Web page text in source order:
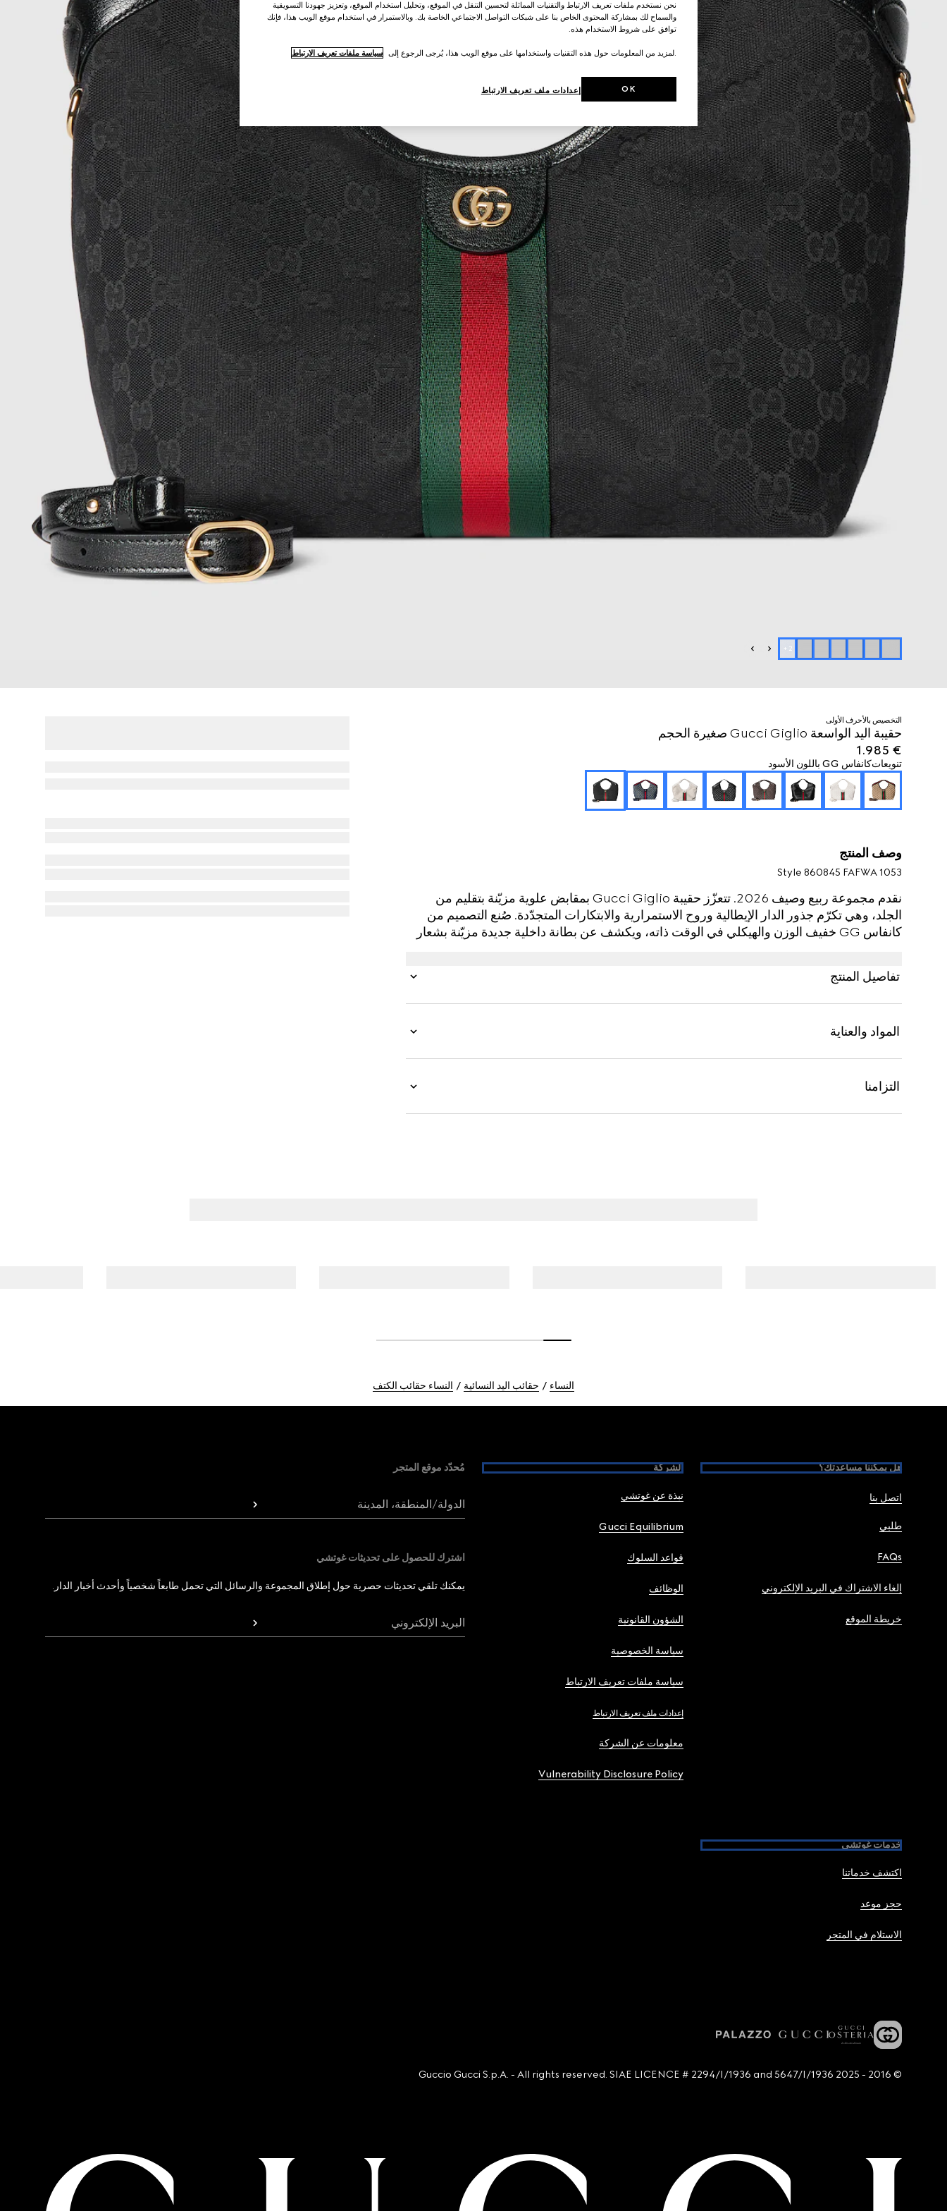
+ 2
التخصيص بالأحرف الأولى
حقيبة اليد الواسعة Gucci Giglio صغيرة الحجم
€ 1.985
تنويعاتكانفاس GG باللون الأسود
وصف المنتج
Style ‎860845 FAFWA 1053
نقدم مجموعة ربيع وصيف 2026. تتعزّز حقيبة Gucci Giglio بمقابض علوية مزيّنة بتقليم من
الجلد، وهي تكرّم جذور الدار الإيطالية وروح الاستمرارية والابتكارات المتجدّدة. صُنع التصميم من
كانفاس GG خفيف الوزن والهيكلي في الوقت ذاته، ويكشف عن بطانة داخلية جديدة مزيّنة بشعار
تفاصيل المنتج
المواد والعناية
التزامنا
النساء حقائب اليد النسائية النساء حقائب الكتف
هل يمكننا مساعدتك؟
اتصل بنا
طلبي
FAQs
إلغاء الاشتراك في البريد الإلكتروني
خريطة الموقع
الشركة
نبذة عن غوتشي
Gucci Equilibrium
قواعد السلوك
الوظائف
الشؤون القانونية
سياسة الخصوصية
سياسة ملفات تعريف الارتباط
إعدادات ملف تعريف الارتباط
معلومات عن الشركة
Vulnerability Disclosure Policy
خدمات غوتشي
اكتشف خدماتنا
حجز موعد
الاستلام في المتجر
مُحدّد موقع المتجر
الدولة/المنطقة، المدينة
اشترك للحصول على تحديثات غوتشي
يمكنك تلقي تحديثات حصرية حول إطلاق المجموعة والرسائل التي تحمل طابعاً شخصياً وأحدث أخبار الدار.
البريد الإلكتروني
© 2016 - 2025 Guccio Gucci S.p.A. - All rights reserved. SIAE LICENCE # 2294/I/1936 and 5647/I/1936
نحن نستخدم ملفات تعريف الارتباط والتقنيات المماثلة لتحسين التنقل في الموقع، وتحليل استخدام الموقع، وتعزيز جهودنا التسويقية
والسماح لك بمشاركة المحتوى الخاص بنا على شبكات التواصل الاجتماعي الخاصة بك. وبالاستمرار في استخدام موقع الويب هذا، فإنك
توافق على شروط الاستخدام هذه.
.لمزيد من المعلومات حول هذه التقنيات واستخدامها على موقع الويب هذا، يُرجى الرجوع إلى سياسة ملفات تعريف الارتباط
إعدادات ملف تعريف الارتباط OK